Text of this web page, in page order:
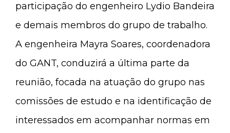
participação do engenheiro Lydio Bandeira
e demais membros do grupo de trabalho.
A engenheira Mayra Soares, coordenadora
do GANT, conduzirá a última parte da
reunião, focada na atuação do grupo nas
comissões de estudo e na identificação de
interessados em acompanhar normas em